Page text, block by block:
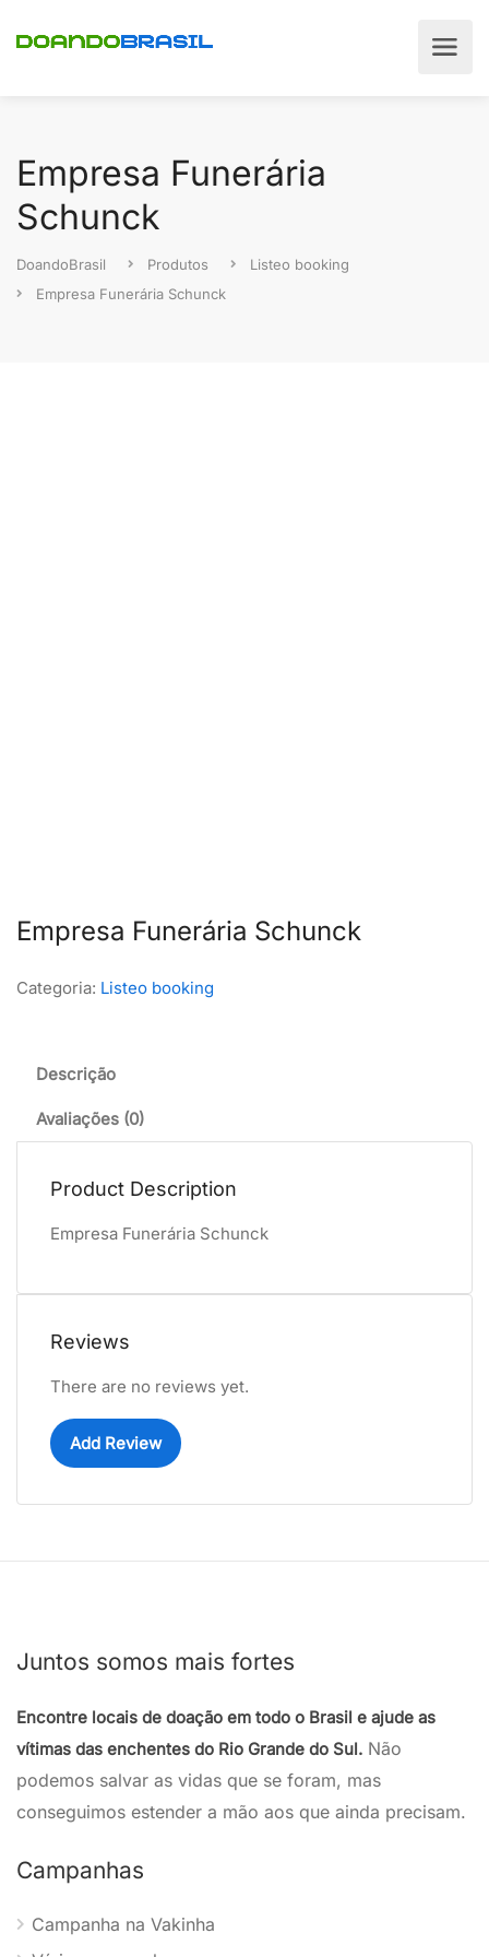
Empresa Funerária
Schunck
DoandoBrasil Produtos
Listeo booking
Empresa Funerária Schunck
Empresa Funerária Schunck
Categoria: Listeo booking
Descrição
Avaliações (0)
Product Description
Empresa Funerária Schunck
Reviews
There are no reviews yet.
Add Review
Juntos somos mais fortes
Encontre locais de doação em todo o Brasil e ajude as
vítimas das enchentes do Rio Grande do Sul. Não
podemos salvar as vidas que se foram, mas
conseguimos estender a mão aos que ainda precisam.
Campanhas
Campanha na Vakinha